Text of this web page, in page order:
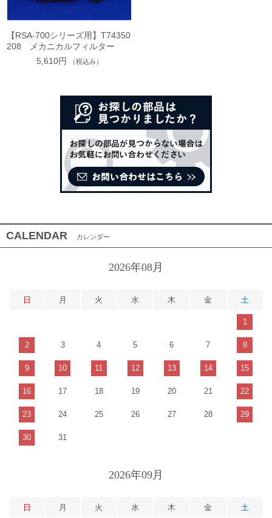
【RSA-700シリーズ用】T74350
208 メカニカルフィルター
5,610円
（税込み）
CALENDAR カレンダー
2026年08月
日 月 火 水 木 金 土
1
2 3 4 5 6 7 8
9 10 11 12 13 14 15
16 17 18 19 20 21 22
23 24 25 26 27 28 29
30 31
2026年09月
日 月 火 水 木 金 土